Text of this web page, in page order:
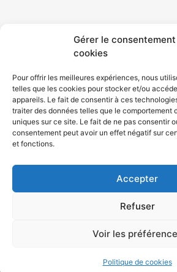
Gérer le
cookies
Pour offrir les meilleures expériences, nous
telles que les cookies pour stocker et/ou
appareils. Le fait de consentir à ces
traiter des données telles que le comportement
uniques sur ce site. Le fait de ne pas consentir
consentement peut avoir un effet négatif sur
et fonctions.
Accepter
Refuser
Voir les
Politique de cookies
CONTACT
POLITIQUE DE
Atouts Prévention Rhône-Alpes ©
réservés